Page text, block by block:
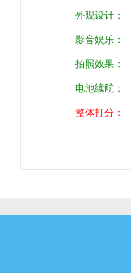
外观设计：
影音娱乐：
拍照效果：
电池续航：
整体打分：